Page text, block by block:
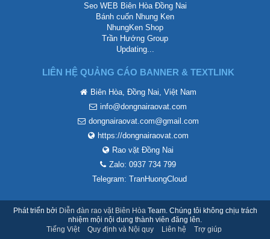
Seo WEB Biên Hòa Đồng Nai
Bánh cuốn Nhung Ken
NhungKen Shop
Trần Hướng Group
Updating...
LIÊN HỆ QUẢNG CÁO BANNER & TEXTLINK
Biên Hòa, Đồng Nai, Việt Nam
info@dongnairaovat.com
dongnairaovat.com@gmail.com
https://dongnairaovat.com
Rao vặt Đồng Nai
Zalo: 0937 734 799
Telegram: TranHuongCloud
Phát triển bởi Diễn đàn rao vặt Biên HòaTeam. Chúng tôi không chịu trách
nhiệm mội nội dung thành viên đăng lên.
Tiếng Việt
Quy định và Nội quy Liên hệ Trợ giúp